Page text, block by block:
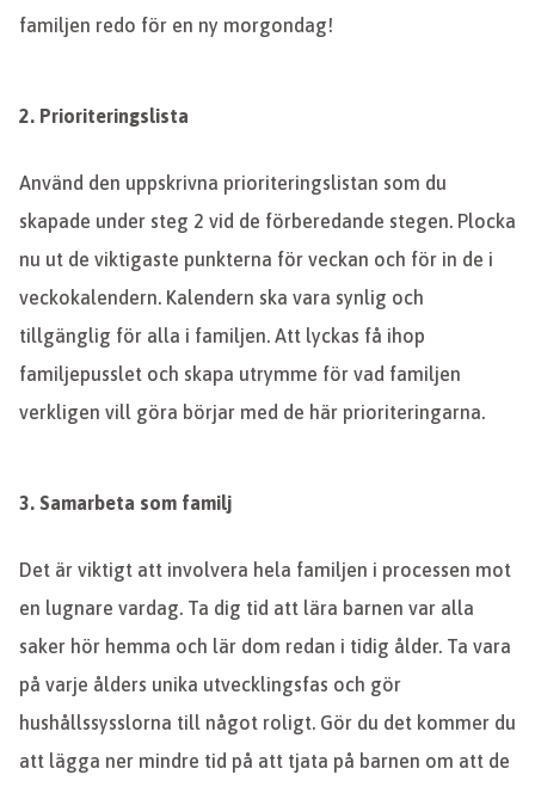
familjen redo för en ny morgondag!
2. Prioriteringslista
Använd den uppskrivna prioriteringslistan som du
skapade under steg 2 vid de förberedande stegen. Plocka
nu ut de viktigaste punkterna för veckan och för in de i
veckokalendern. Kalendern ska vara synlig och
tillgänglig för alla i familjen. Att lyckas få ihop
familjepusslet och skapa utrymme för vad familjen
verkligen vill göra börjar med de här prioriteringarna.
3. Samarbeta som familj
Det är viktigt att involvera hela familjen i processen mot
en lugnare vardag. Ta dig tid att lära barnen var alla
saker hör hemma och lär dom redan i tidig ålder. Ta vara
på varje ålders unika utvecklingsfas och gör
hushållssysslorna till något roligt. Gör du det kommer du
att lägga ner mindre tid på att tjata på barnen om att de